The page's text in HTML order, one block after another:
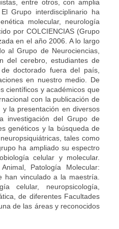
entre otros, con amplia
Grupo interdisciplinario ha
molecular, neurología
por COLCIENCIAS (Grupo
en el año 2006. A lo largo
al Grupo de Neurociencias,
del cerebro, estudiantes de
doctorado fuera del país,
en nuestro medio. De
científicos y académicos que
con la publicación de
la presentación en diversos
investigación del Grupo de
genéticos y la búsqueda de
tales como
ha ampliado su espectro
celular y molecular.
Patología Molecular:
han vinculado a la maestría.
celular, neuropsicología,
de diferentes Facultades
de las áreas y reconocidos